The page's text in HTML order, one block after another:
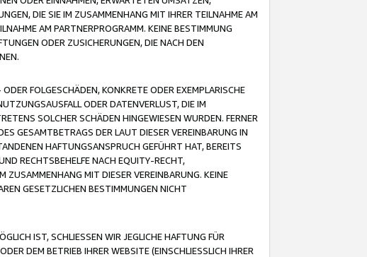
DIE SIE IM ZUSAMMENHANG MIT IHRER TEILNAHME AM
AM PARTNERPROGRAMM. KEINE BESTIMMUNG
ODER ZUSICHERUNGEN, DIE NACH DEN
FOLGESCHÄDEN, KONKRETE ODER EXEMPLARISCHE
ODER DATENVERLUST, DIE IM
SOLCHER SCHÄDEN HINGEWIESEN WURDEN. FERNER
GESAMTBETRAGS DER LAUT DIESER VEREINBARUNG IN
HAFTUNGSANSPRUCH GEFÜHRT HAT, BEREITS
RECHTSBEHELFE NACH EQUITY-RECHT,
ZUSAMMENHANG MIT DIESER VEREINBARUNG. KEINE
GESETZLICHEN BESTIMMUNGEN NICHT
IST, SCHLIESSEN WIR JEGLICHE HAFTUNG FÜR
DEM BETRIEB IHRER WEBSITE (EINSCHLIESSLICH IHRER